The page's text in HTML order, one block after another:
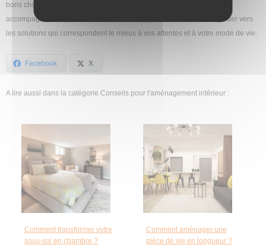
bons choix, n’hésitez pas à consulter des professionnels. Habitués à
accompagner des particuliers dans leurs projets, ils sauront vous guider vers
les solutions qui correspondent le mieux à vos attentes et à votre mode de vie.
Facebook X
A lire aussi dans la catégorie Conseils pour l'aménagement intérieur :
Comment transformer votre
sous-sol en chambre ?
Comment aménager une
pièce de vie en longueur ?